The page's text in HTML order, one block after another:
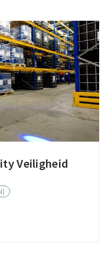
Veiligheid